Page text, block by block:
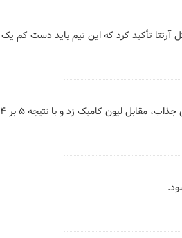
آرتتا تأکید کرد که این تیم باید دست کم یک
در دور برگشت مرحله یک چهارم نهایی لیگ اروپا، منچستر یونایتد در یک بازی جذاب، مقابل لیون کامبک زد و با نتیجه ۵ بر ۴